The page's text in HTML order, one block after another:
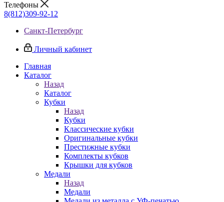
Телефоны
8(812)309-92-12
Санкт-Петербург
Личный кабинет
Главная
Каталог
Назад
Каталог
Кубки
Назад
Кубки
Классические кубки
Оригинальные кубки
Престижные кубки
Комплекты кубков
Крышки для кубков
Медали
Назад
Медали